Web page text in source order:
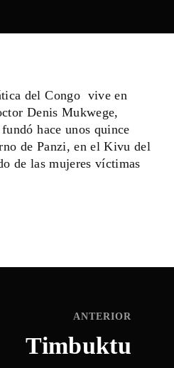
del Congo vive en
Denis Mukwege,
hace unos quince
de Panzi, en el Kivu del
de las mujeres víctimas
ANTERIOR
Timbuktu
¿No recuerdas tu cotraseña?
our terms and conditions